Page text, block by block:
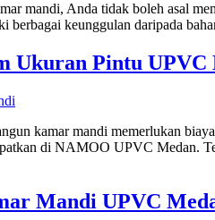
mandi, Anda tidak boleh asal
berbagai keunggulan daripada
Ukuran Pintu UPVC
kamar mandi memerlukan
di NAMOO UPVC Medan.
Mandi UPVC